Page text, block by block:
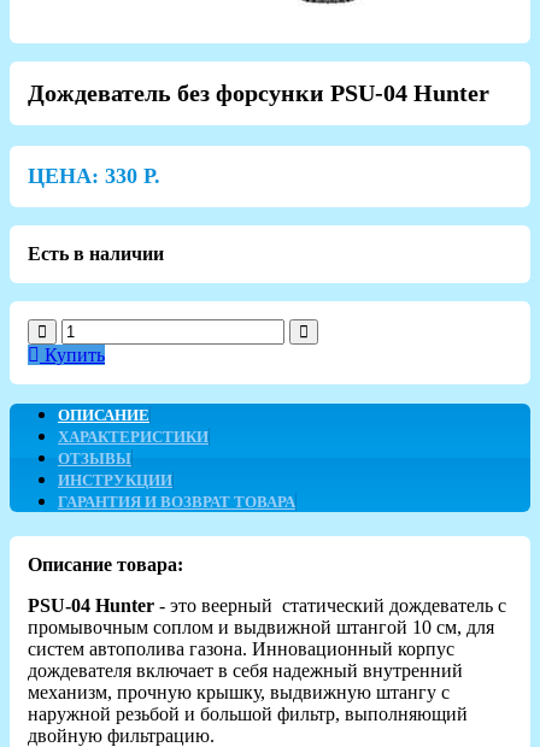
Дождеватель без форсунки PSU-04 Hunter
ЦЕНА: 330 Р.
Есть в наличии
Купить
ОПИСАНИЕ
ХАРАКТЕРИСТИКИ
ОТЗЫВЫ
ИНСТРУКЦИИ
ГАРАНТИЯ И ВОЗВРАТ ТОВАРА
Описание товара:
PSU-04 Hunter - это веерный статический дождеватель с
промывочным соплом и выдвижной штангой 10 см, для
систем автополива газона. Инновационный корпус
дождевателя включает в себя надежный внутренний
механизм, прочную крышку, выдвижную штангу с
наружной резьбой и большой фильтр, выполняющий
двойную фильтрацию.